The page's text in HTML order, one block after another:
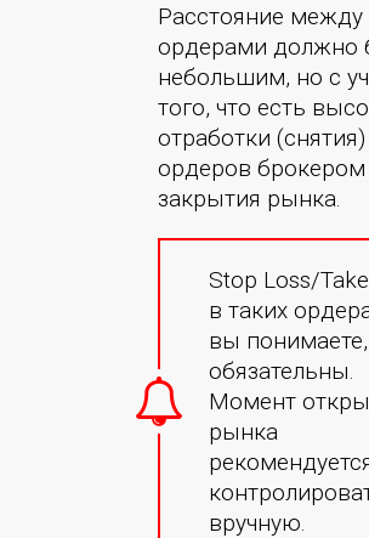
Расстояние между
ордерами должно
небольшим, но с
того, что есть
отработки (снятия)
ордеров
закрытия рынка.
Stop Loss/
в таких
вы понимаете,
обязательны.
Момент
рынка
вручную.